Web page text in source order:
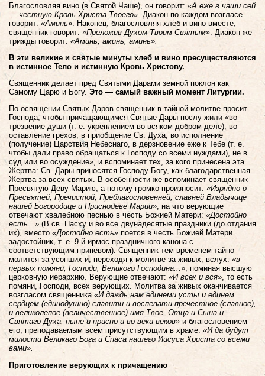
Благословляя вино (в Святой Чаше), он говорит: «А еже в чаши сей
— честную Кровь Христа Твоего». Диакон по каждом возгласе
говорит: «Аминь». Наконец, благословляя хлеб и вино вместе,
священник говорит: «Преложив Духом Твоим Святым». Диакон же
трижды говорит: «Аминь, аминь, аминь».
В эти великие и святые минуты хлеб и вино пресуществляются
в истинное Тело и истинную Кровь Христову.
Священник делает пред Святыми Дарами земной поклон как
Самому Царю и Богу. Это — самый важный момент Литургии.
По освящении Святых Даров священник в тайной молитве просит
Господа, чтобы причащающимся Святые Дары послу жили «во
трезвение души (т. е. укреплением во всяком добром деле), во
оставление грехов, в приобщение Св. Духа, во исполнение
(получение) Царствия Небеснаго, в дерзновение еже к Тебе (т. е.
чтобы дали право обращаться к Господу со всеми нуждами), не в
суд или во осуждение», и вспоминает тех, за кого принесена эта
Жертва: Св. Дары приносятся Господу Богу, как благодарственная
Жертва за всех святых. В особенности же вспоминает священник
Пресвятую Деву Марию, а потому громко произносит: «Изрядно о
Пресвятей, Пречистой, Преблагословенней, славней Владычице
нашей Богородице и Приснодеве Марии», на что верующие
отвечают хвалебною песнью в честь Божией Матери: «Достойно
есть...»(В св. Пасху и во все двунадесятые праздники (до отдания
их), вместо «Достойно есть»поется в честь Божией Матери
задостойник, т. е. 9-й ирмос праздничного канона с
соответствующим припевом). Священник тем временем тайно
молится за усопших и, переходя к молитве за живых, вслух: «в
первых помяни, Господи, Великого Господина...», поминая высшую
церковную иерархию. Верующие отвечают: «И всех и вся», то есть
помяни, Господи, всех верующих. Молитва за живых оканчивается
возгласом священника «И даждь нам единеми усты и единем
сердцем (единодушно) славити и воспевати пречестное (славное),
и великолепое (величественное) имя Твое, Отца и Сына и
Святаго Духа, ныне и присно и во веки веков»и благословением
его, преподаваемым всем присутствующим в храме: «И да будут
милости Великаго Бога и Спаса нашего Иисуса Христа со всеми
вами».
Приготовление верующих к причащению